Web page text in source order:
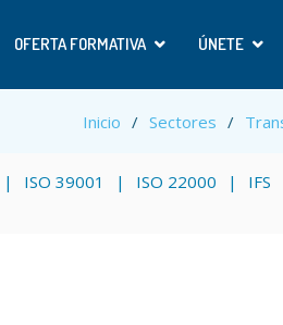
OFERTA FORMATIVA ÚNETE
Inicio Sectores
ISO 39001 ISO 22000 IFS